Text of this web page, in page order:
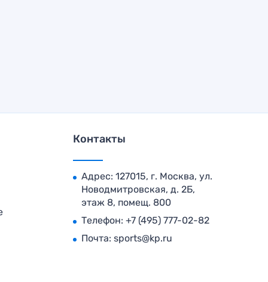
Контакты
Адрес: 127015, г. Москва, ул.
Новодмитровская, д. 2Б,
этаж 8, помещ. 800
Телефон: +7 (495) 777-02-82
Почта: sports@kp.ru